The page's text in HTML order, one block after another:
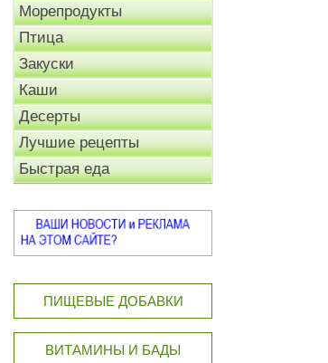
Морепродукты
Птица
Закуски
Каши
Десерты
Лучшие рецепты
Быстрая еда
ПИЩЕВЫЕ ДОБАВКИ
ВИТАМИНЫ И БАДЫ